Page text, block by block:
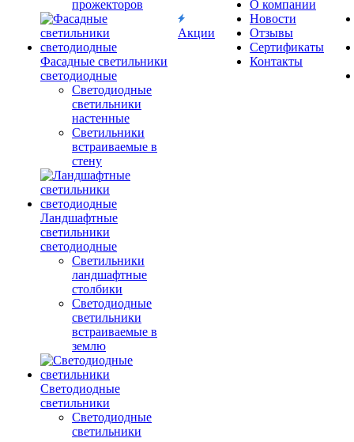
прожекторов
Фасадные светильники
светодиодные
Светодиодные
светильники
настенные
Светильники
встраиваемые в
стену
Ландшафтные
светильники
светодиодные
Светильники
ландшафтные
столбики
Светодиодные
светильники
встраиваемые в
землю
Светодиодные
светильники
Светодиодные
светильники
Акции
О компании
Новости
Отзывы
Сертификаты
Контакты